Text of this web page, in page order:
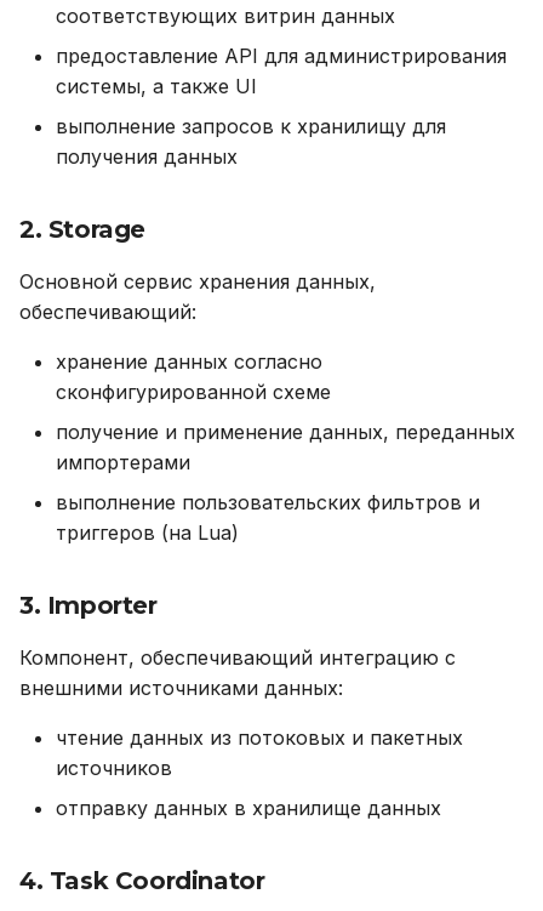
пользовательской
функции
Импортеры (importers)
OGG
Parquet
Витрины данных (api)
SQL-обработчик для
Lua-обработчик для
витринам данных
авторизации через
внешний SSO (Keycloak)
интерфейс
соответствующих витрин данных
предоставление API для администрирования
системы, а также UI
выполнение запросов к хранилищу для
получения данных
2. Storage
Основной сервис хранения данных,
обеспечивающий:
хранение данных согласно
сконфигурированной схеме
получение и применение данных, переданных
импортерами
выполнение пользовательских фильтров и
триггеров (на Lua)
3. Importer
Компонент, обеспечивающий интеграцию с
внешними источниками данных:
чтение данных из потоковых и пакетных
источников
отправку данных в хранилище данных
4. Task Coordinator